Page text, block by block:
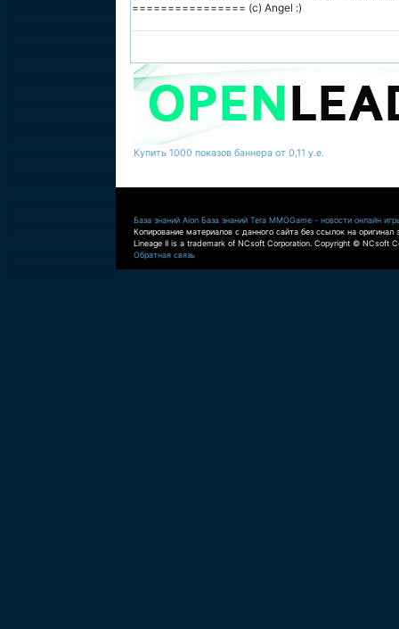
================ (c) Angel :)
Купить 1000 показов баннера от 0,11 у.е.
База знаний Aion База знаний Tera MMOGame - новости онлайн
Копирование материалов с данного сайта без ссылок на оригинал
Lineage II is a trademark of NCsoft Corporation. Copyright © NCsoft
Обратная связь